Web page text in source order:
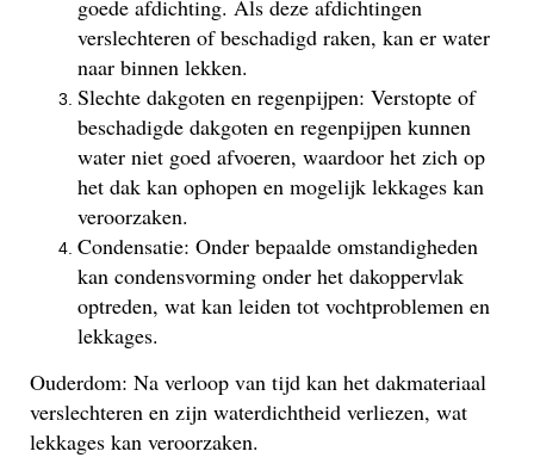
goede afdichting. Als deze afdichtingen
verslechteren of beschadigd raken, kan er water
naar binnen lekken.
Slechte dakgoten en regenpijpen: Verstopte of
beschadigde dakgoten en regenpijpen kunnen
water niet goed afvoeren, waardoor het zich op
het dak kan ophopen en mogelijk lekkages kan
veroorzaken.
Condensatie: Onder bepaalde omstandigheden
kan condensvorming onder het dakoppervlak
optreden, wat kan leiden tot vochtproblemen en
lekkages.
Ouderdom: Na verloop van tijd kan het dakmateriaal
verslechteren en zijn waterdichtheid verliezen, wat
lekkages kan veroorzaken.